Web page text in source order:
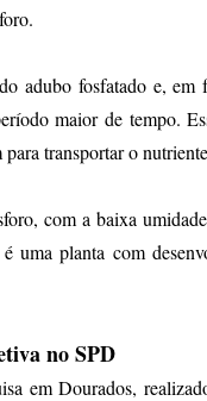
adubo fosfatado e,
maior de tempo.
transportar o
com a baixa
uma planta com
no SPD
em Dourados,